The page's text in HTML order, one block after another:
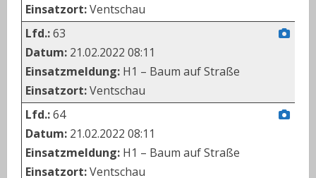
Einsatzort:Ventschau
Lfd.:63
Datum: 21.02.2022 08:11
Einsatzmeldung: H1 – Baum auf Straße
Einsatzort:Ventschau
Lfd.:64
Datum: 21.02.2022 08:11
Einsatzmeldung: H1 – Baum auf Straße
Einsatzort:Ventschau